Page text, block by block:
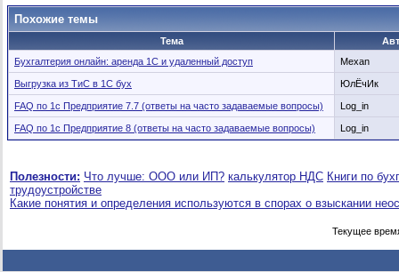
Похожие темы
Тема
Бухгалтерия онлайн: аренда 1С и удаленный доступ
Mexan
Выгрузка из ТиС в 1С бух ЮлЁчИк
FAQ по 1с Предприятие 7.7 (ответы на часто задаваемые вопросы) Log_in
FAQ по 1с Предприятие 8 (ответы на часто задаваемые вопросы) Log_in
Полезности: Что лучше: ООО или ИП? калькулятор НДС Книги по
трудоустройстве
Какие понятия и определения используются в спорах о взыскании
Текущее